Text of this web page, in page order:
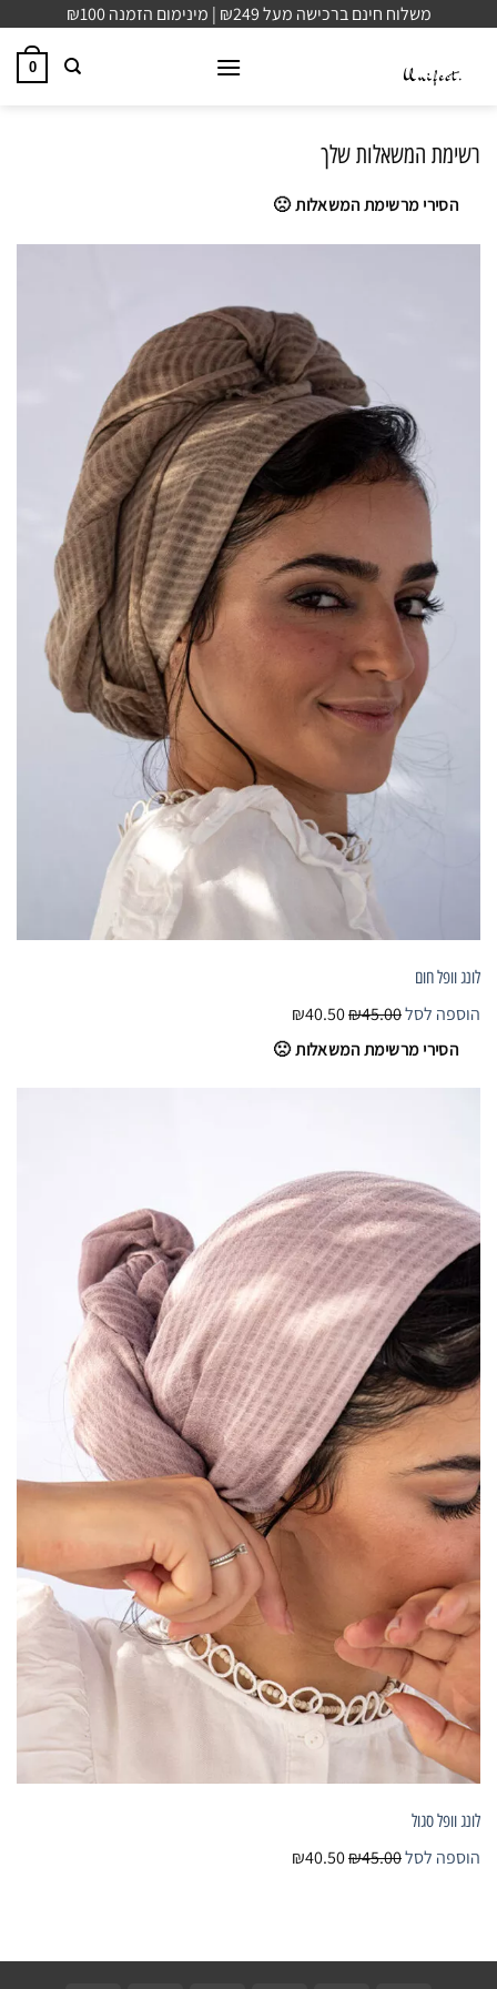
content
משלוח חינם ברכישה מעל ₪249 | מינימום הזמנה ₪100
0
רשימת המשאלות שלך
הסירי מרשימת המשאלות 🙁
לונג וופל חום
הוספה לסל₪45.00
₪40.50
הסירי מרשימת המשאלות 🙁
לונג וופל סגול
הוספה לסל₪45.00
₪40.50